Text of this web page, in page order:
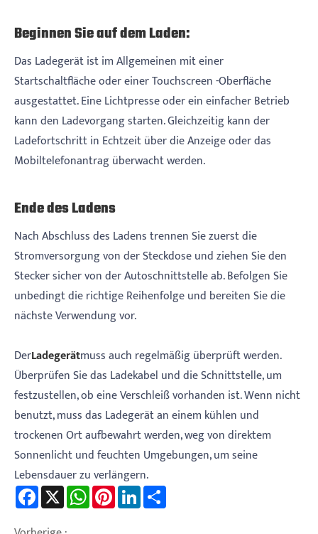
Beginnen Sie auf dem Laden:
Das Ladegerät ist im Allgemeinen mit einer
Startschaltfläche oder einer Touchscreen -Oberfläche
ausgestattet. Eine Lichtpresse oder ein einfacher Betrieb
kann den Ladevorgang starten. Gleichzeitig kann der
Ladefortschritt in Echtzeit über die Anzeige oder das
Mobiltelefonantrag überwacht werden.
Ende des Ladens
Nach Abschluss des Ladens trennen Sie zuerst die
Stromversorgung von der Steckdose und ziehen Sie den
Stecker sicher von der Autoschnittstelle ab. Befolgen Sie
unbedingt die richtige Reihenfolge und bereiten Sie die
nächste Verwendung vor.
DerLadegerätmuss auch regelmäßig überprüft werden.
Überprüfen Sie das Ladekabel und die Schnittstelle, um
festzustellen, ob eine Verschleiß vorhanden ist. Wenn nicht
benutzt, muss das Ladegerät an einem kühlen und
trockenen Ort aufbewahrt werden, weg von direktem
Sonnenlicht und feuchten Umgebungen, um seine
Lebensdauer zu verlängern.
Facebook WhatsAppPinterestLinkedIn